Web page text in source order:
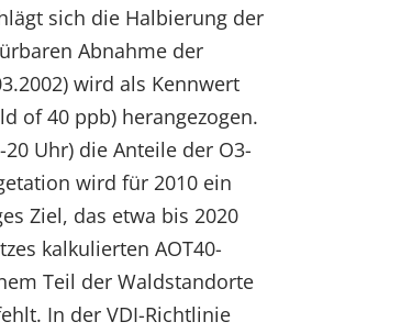
sich die Halbierung der
Abnahme der
wird als Kennwert
of 40 ppb) herangezogen.
Uhr) die Anteile der O3-
wird für 2010 ein
Ziel, das etwa bis 2020
kalkulierten AOT40-
Teil der Waldstandorte
In der VDI-Richtlinie